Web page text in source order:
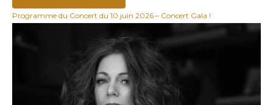
Programme du Concert du 10 juin 2026 – Concert Gala !